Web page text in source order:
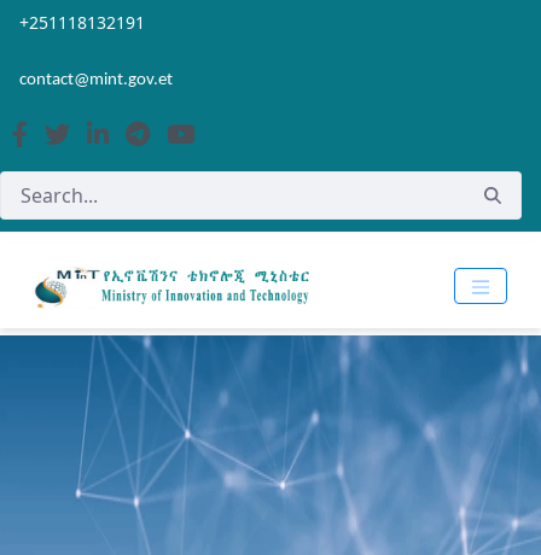
Skip to Main Content
Open Accessibility Menu
+251118132191
contact@mint.gov.et